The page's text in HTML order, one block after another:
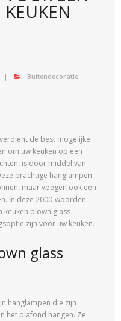
KEUKEN
Buitendecoratie
de best mogelijke
om uw keuken op een
is door middel van
prachtige hanglampen
maar voegen ook een
In deze 2000-woorden
keuken blown glass
zijn voor uw keuken.
glass
hanglampen die zijn
het plafond hangen. Ze